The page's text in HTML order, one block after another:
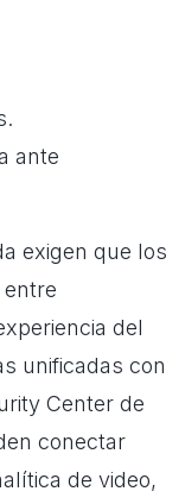
ante
exigen que los
del
unificadas con
Center de
conectar
de video,